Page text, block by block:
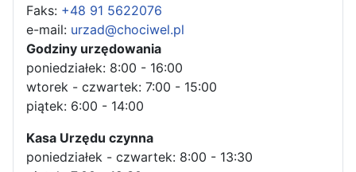
Faks: +48 91 5622076
e-mail: urzad@chociwel.pl
Godziny urzędowania
poniedziałek: 8:00 - 16:00
wtorek - czwartek: 7:00 - 15:00
piątek: 6:00 - 14:00
Kasa Urzędu czynna
poniedziałek - czwartek: 8:00 - 13:30